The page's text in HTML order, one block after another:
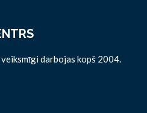
darbojas kopš 2004.